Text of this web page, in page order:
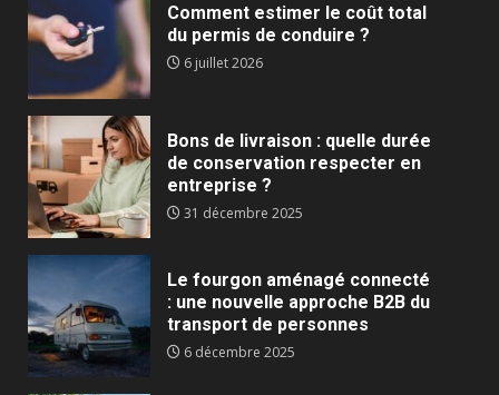
Comment estimer le coût total
du permis de conduire ?
6 juillet 2026
Bons de livraison : quelle durée
de conservation respecter en
entreprise ?
31 décembre 2025
Le fourgon aménagé connecté
: une nouvelle approche B2B du
transport de personnes
6 décembre 2025